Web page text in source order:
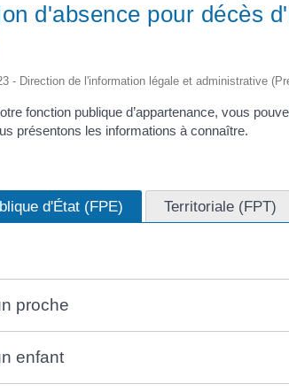
d'absence pour décès
- Direction de l'information légale et administrative
fonction publique d’appartenance, vous
présentons les informations à connaître.
d'État (FPE) Territoriale (FPT)
proche
enfant